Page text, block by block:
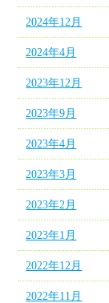
2024年12月
2024年4月
2023年12月
2023年9月
2023年4月
2023年3月
2023年2月
2023年1月
2022年12月
2022年11月